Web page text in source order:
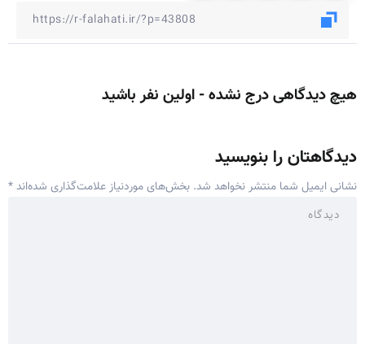
هیچ دیدگاهی درج نشده - اولین نفر باشید
دیدگاهتان را بنویسید
نشانی ایمیل شما منتشر نخواهد شد. بخش‌های موردنیاز علامت‌گذاری شده‌اند*